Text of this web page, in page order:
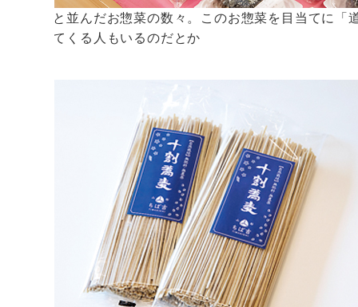
ずらりと並んだお惣菜の数々。このお惣菜を目当てに「
にやってくる人もいるのだとか